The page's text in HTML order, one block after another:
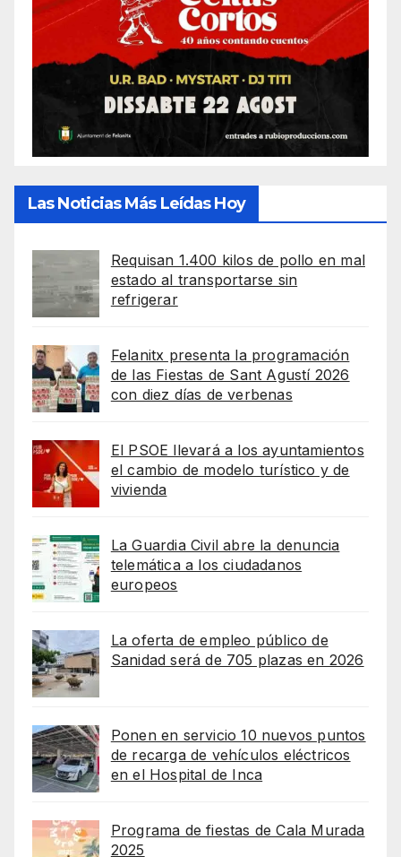
Las Noticias Más Leídas Hoy
Requisan 1.400 kilos de pollo en mal
estado al transportarse sin
refrigerar
Felanitx presenta la programación
de las Fiestas de Sant Agustí 2026
con diez días de verbenas
El PSOE llevará a los ayuntamientos
el cambio de modelo turístico y de
vivienda
La Guardia Civil abre la denuncia
telemática a los ciudadanos
europeos
La oferta de empleo público de
Sanidad será de 705 plazas en 2026
Ponen en servicio 10 nuevos puntos
de recarga de vehículos eléctricos
en el Hospital de Inca
Programa de fiestas de Cala Murada
2025